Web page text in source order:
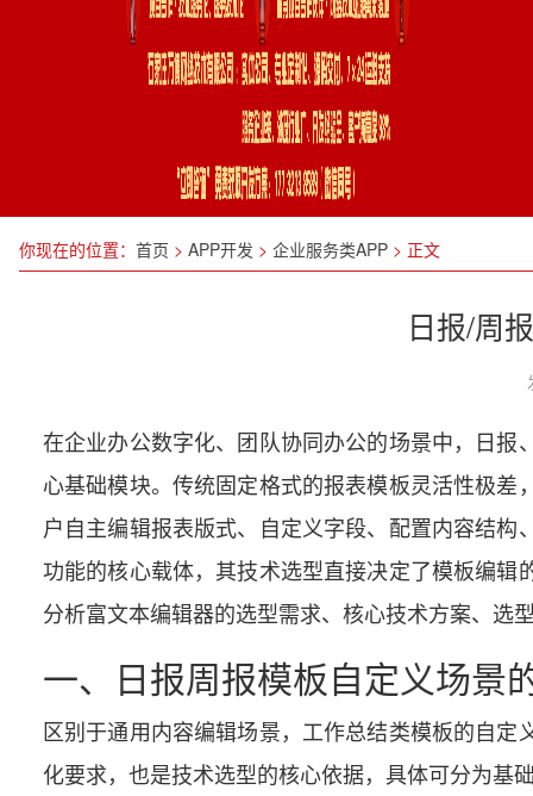
你现在的位置： 首页 > APP开发 > 企业服务类APP > 正文
日报/周
在企业办公数字化、团队协同办公的场景中，日
心基础模块。传统固定格式的报表模板灵活性极
户自主编辑报表版式、自定义字段、配置内容结
功能的核心载体，其技术选型直接决定了模板编
分析富文本编辑器的选型需求、核心技术方案、选
一、日报周报模板自定义场景
区别于通用内容编辑场景，工作总结类模板的自
化要求，也是技术选型的核心依据，具体可分为基